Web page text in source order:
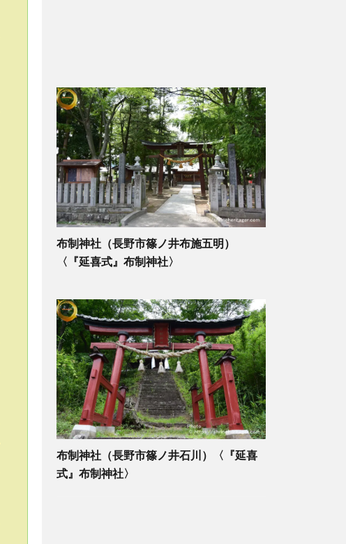
布制神社（長野市篠ノ井布施五明）
〈『延喜式』布制神社〉
布制神社（長野市篠ノ井石川）〈『延喜
式』布制神社〉